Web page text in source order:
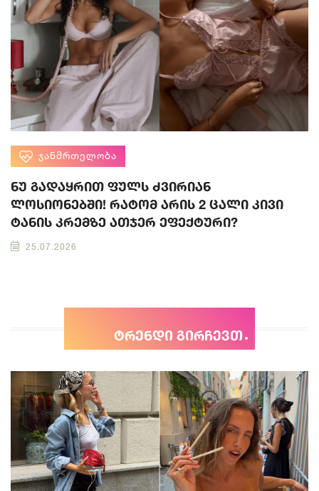
ᲯᲐᲜᲛᲠᲗᲔᲚᲝᲑᲐ
ნუ გადაყრით ფულს ძვირიან
ლოსიონებში! რატომ არის 2 ცალი კივი
ტანის კრემზე ათჯერ ეფექტური?
25.07.2026
ტრენდი გირჩევთ